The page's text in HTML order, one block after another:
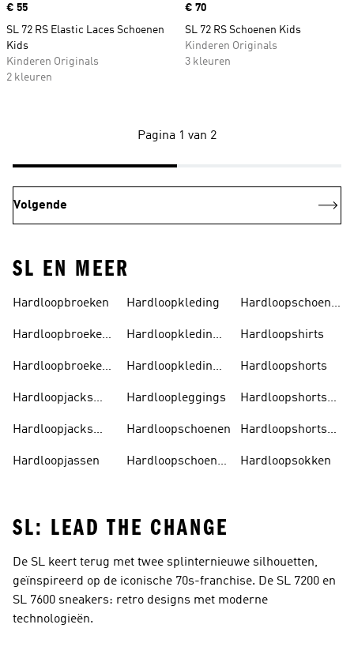
Price
€ 55
SL 72 RS Elastic Laces Schoenen
Kids
Kinderen Originals
2 kleuren
Price
€ 70
SL 72 RS Schoenen Kids
Kinderen Originals
3 kleuren
Pagina 1 van 2
Volgende
SL EN MEER
Hardloopbroeken
Hardloopbroeken
Hardloopbroeken
Hardloopjacks
Hardloopjacks
Hardloopjassen
Hardloopkleding
Hardloopkleding
Hardloopkleding
Hardloopleggings
Hardloopschoenen
Hardloopschoenen
Hardloopschoenen
Hardloopshirts
Hardloopshorts
Hardloopshorts
Hardloopshorts
Hardloopsokken
SL: LEAD THE CHANGE
De SL keert terug met twee splinternieuwe silhouetten,
geïnspireerd op de iconische 70s-franchise. De SL 7200 en
SL 7600 sneakers: retro designs met moderne
technologieën.